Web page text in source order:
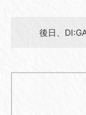
後日、